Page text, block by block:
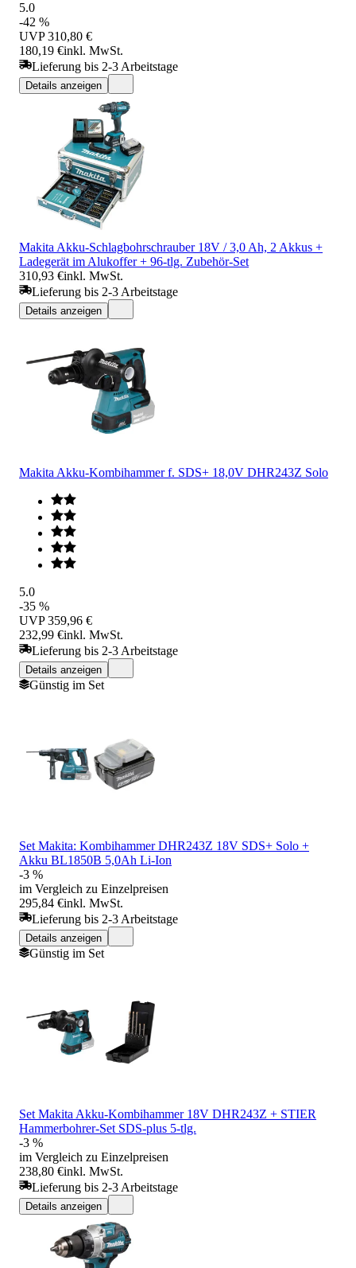
5.0
-42 %
UVP 310,80 €
180,19 €inkl. MwSt.
Lieferung bis 2-3 Arbeitstage
Details anzeigen
Makita Akku-Schlagbohrschrauber 18V / 3,0 Ah, 2 Akkus +
Ladegerät im Alukoffer + 96-tlg. Zubehör-Set
310,93 €inkl. MwSt.
Lieferung bis 2-3 Arbeitstage
Details anzeigen
Makita Akku-Kombihammer f. SDS+ 18,0V DHR243Z Solo
5.0
-35 %
UVP 359,96 €
232,99 €inkl. MwSt.
Lieferung bis 2-3 Arbeitstage
Details anzeigen
Günstig im Set
Set Makita: Kombihammer DHR243Z 18V SDS+ Solo +
Akku BL1850B 5,0Ah Li-Ion
-3 %
im Vergleich zu Einzelpreisen
295,84 €inkl. MwSt.
Lieferung bis 2-3 Arbeitstage
Details anzeigen
Günstig im Set
Set Makita Akku-Kombihammer 18V DHR243Z + STIER
Hammerbohrer-Set SDS-plus 5-tlg.
-3 %
im Vergleich zu Einzelpreisen
238,80 €inkl. MwSt.
Lieferung bis 2-3 Arbeitstage
Details anzeigen